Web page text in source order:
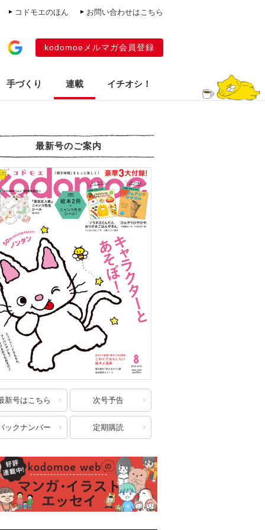
コドモエのほん お問い合わせはこちら
kodomoeメルマガ会員登録
手づくり 連載 イチオシ！
最新号のご案内
新号はこちら 次号予告
ックナンバー 定期購読